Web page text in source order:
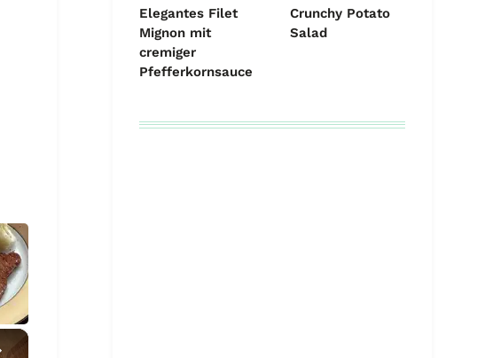
×
Elegantes Filet
Mignon mit
cremiger
Pfefferkornsauce
Crunchy Potato
Salad